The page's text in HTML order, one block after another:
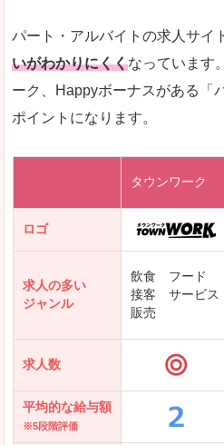
求人を含んだペ
レバテックキャリア
DODAエンジニア IT
クリーデンス
テンプスタッフ
アパレル転職なび
パート・アルバイトの求人サイ
いがわかりにくくなっています
ーク、Happyボーナスがある「
ポイントになります。
タウンワーク
ロゴ
求人の多い
ジャンル
飲食 フード
接客 サービス
販売
求人数
平均的な給与額
※5段階評価